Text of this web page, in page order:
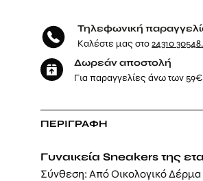
Τηλεφωνική
Καλέστε μας στο24310 30548.
Δωρεάν αποστολή
Για παραγγελίες άνω των
ΠΕΡΙΓΡΑΦΉ
Γυναικεία Sneakers της
Σύνθεση: Από Οικολογικό Δέρμα